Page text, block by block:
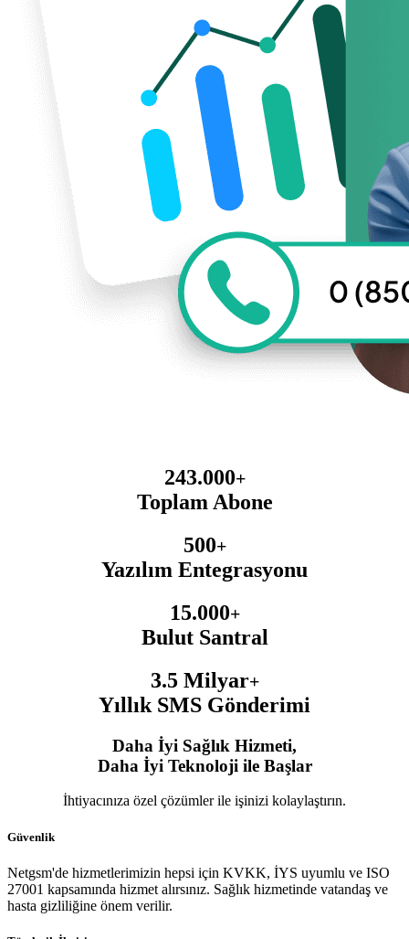
243.000+
Toplam Abone
500+
Yazılım Entegrasyonu
15.000+
Bulut Santral
3.5 Milyar+
Yıllık SMS Gönderimi
Daha İyi Sağlık Hizmeti,
Daha İyi Teknoloji ile Başlar
İhtiyacınıza özel çözümler ile işinizi kolaylaştırın.
Güvenlik
Netgsm'de hizmetlerimizin hepsi için KVKK, İYS uyumlu ve ISO
27001 kapsamında hizmet alırsınız. Sağlık hizmetinde vatandaş ve
hasta gizliliğine önem verilir.